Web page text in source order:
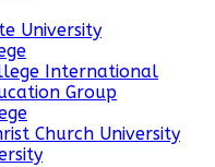
University
International
Group
Church University